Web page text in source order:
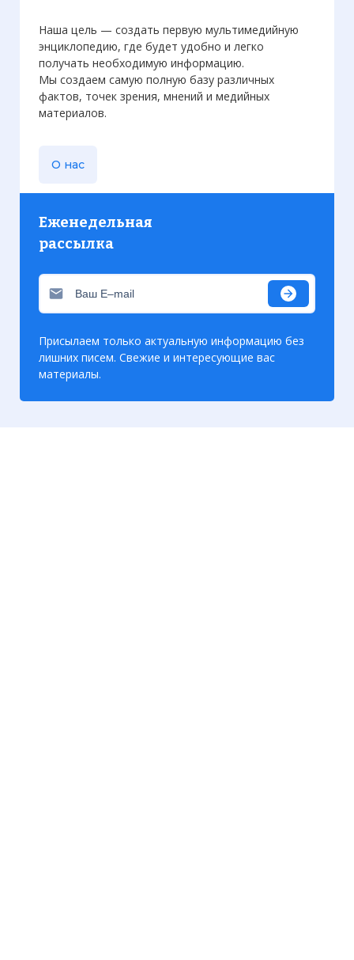
Наша цель — создать первую мультимедийную
энциклопедию, где будет удобно и легко
получать необходимую информацию.
Мы создаем самую полную базу различных
фактов, точек зрения, мнений и медийных
материалов.
О нас
Еженедельная
рассылка
Присылаем только актуальную информацию без
лишних писем. Свежие и интересующие вас
материалы.